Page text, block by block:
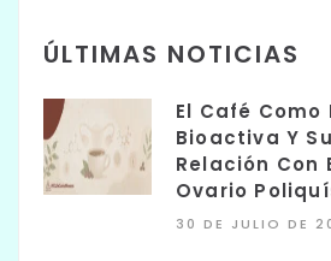
ÚLTIMAS NOTICIAS
El Café Como
Bioactiva Y
Relación Con
Ovario
30 DE JULIO DE